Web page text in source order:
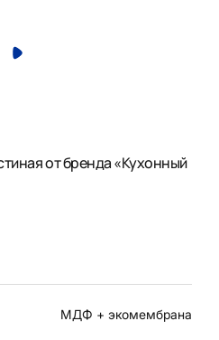
от бренда «Кухонный
МДФ + экомембрана